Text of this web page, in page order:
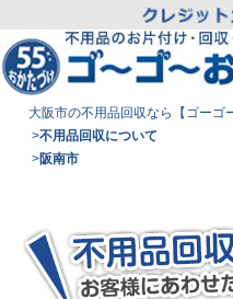
大阪市の不用品回収なら【ゴーゴ
>不用品回収について
>阪南市